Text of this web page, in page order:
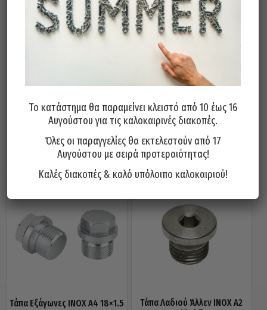
10×1
2,20€
Προσθήκη στο καλάθι
18×1.5
2,80€
Προσθήκη στο καλάθι
Τάπα Εξάγωνες INOX A4 18×1.5
Τάπα Λαδιού Άλλεν INOX A2
Το κατάστημα θα παραμείνει κλειστό από 10 έως 16
Αυγούστου για τις καλοκαιρινές διακοπές.
Όλες οι παραγγελίες θα εκτελεστούν από 17
Αυγούστου με σειρά προτεραιότητας!
Καλές διακοπές & καλό υπόλοιπο καλοκαιριού!